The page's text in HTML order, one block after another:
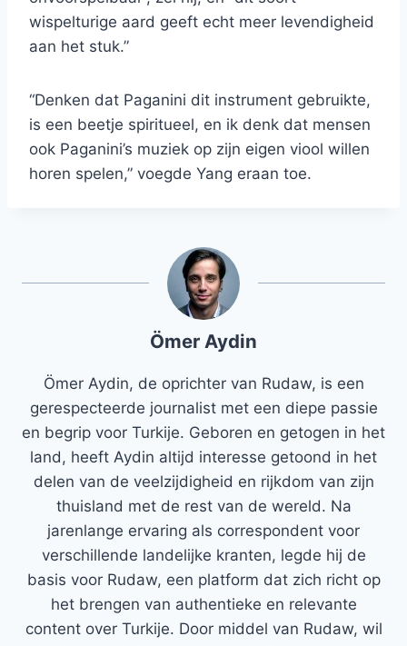
wispelturige aard geeft echt meer levendigheid
aan het stuk.”
“Denken dat Paganini dit instrument gebruikte,
is een beetje spiritueel, en ik denk dat mensen
ook Paganini’s muziek op zijn eigen viool willen
horen spelen,” voegde Yang eraan toe.
Ömer Aydin
Ömer Aydin, de oprichter van Rudaw, is een
gerespecteerde journalist met een diepe passie
en begrip voor Turkije. Geboren en getogen in het
land, heeft Aydin altijd interesse getoond in het
delen van de veelzijdigheid en rijkdom van zijn
thuisland met de rest van de wereld. Na
jarenlange ervaring als correspondent voor
verschillende landelijke kranten, legde hij de
basis voor Rudaw, een platform dat zich richt op
het brengen van authentieke en relevante
content over Turkije. Door middel van Rudaw, wil